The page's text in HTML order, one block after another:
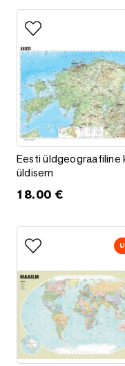
Lisa lemmikutesse
Eesti üldgeograafiline
Eesti üldgeograafiline
üldisem
18.00 €